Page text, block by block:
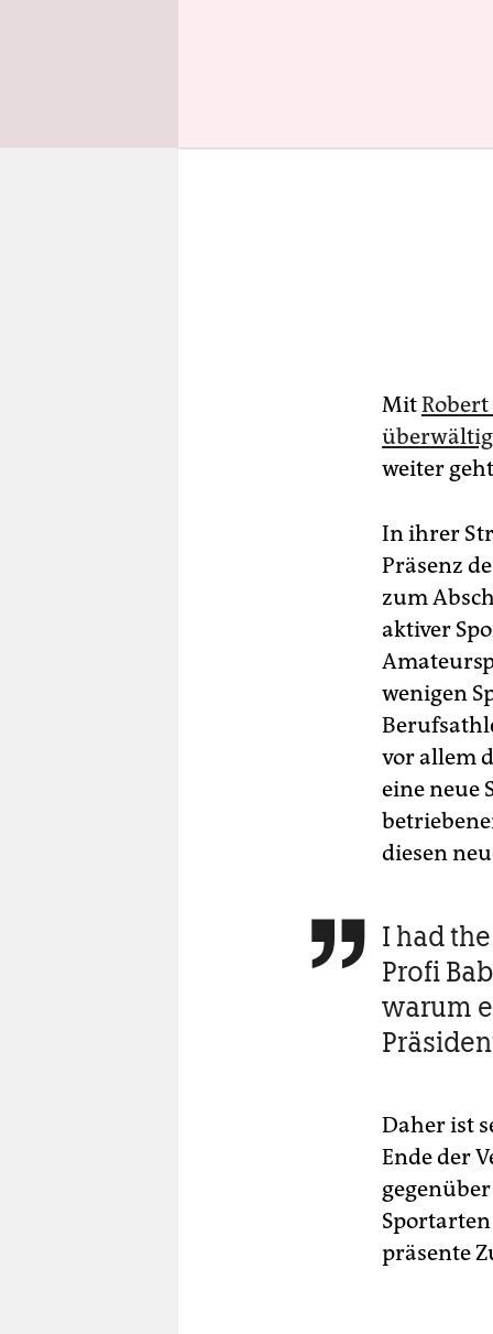
Mit
weiter
In ihrer
Präsenz
zum
aktiver
wenigen
vor allem
eine neue
diesen
 I had
Profi
warum
Daher ist
Ende der
präsente